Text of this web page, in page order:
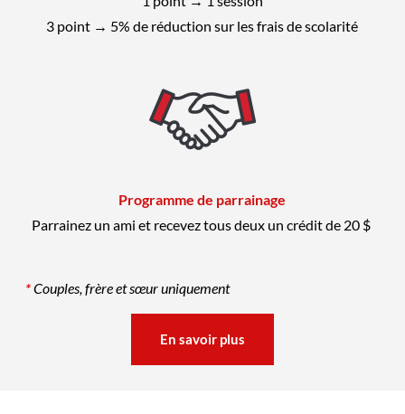
3 point → 5% de réduction sur les frais de scolarité
Programme de parrainage
Parrainez un ami et recevez tous deux un crédit de 20 $
*Couples, frère et sœur uniquement
En savoir plus